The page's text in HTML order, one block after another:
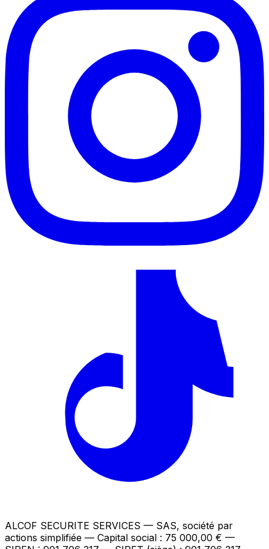
ALCOF SECURITE SERVICES — SAS, société par
actions simplifiée — Capital social : 75 000,00 € —